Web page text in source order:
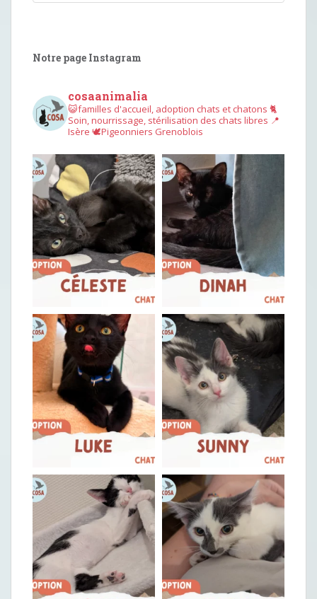
Notre page Instagram
cosaanimalia
😺familles d'accueil, adoption chats et chatons 🐈
Soin, nourrissage, stérilisation des chats libres 📍
Isère 🕊︎Pigeonniers Grenoblois